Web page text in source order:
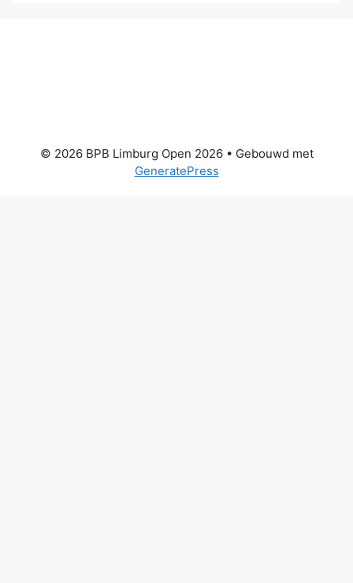
© 2026 BPB Limburg Open 2026• Gebouwd met
GeneratePress